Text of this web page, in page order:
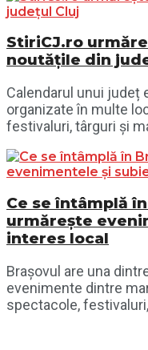
StiriCJ.ro
noutățile din
Calendarul unui
organizate în multe
festivaluri, târguri și
Ce se întâmplă
urmărește
interes local
Brașovul are una
evenimente dintre
spectacole,